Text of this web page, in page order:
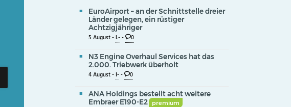
EuroAirport – an der Schnittstelle dreier
Länder gelegen, ein rüstiger
Achtzigjähriger
5 August -L-- 0
N3 Engine Overhaul Services hat das
2.000. Triebwerk überholt
4 August -I-- 0
ANA Holdings bestellt acht weitere
Embraer E190-E2
premium